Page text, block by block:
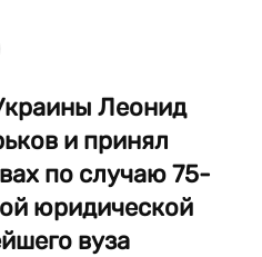
Леонид
и принял
по случаю 75-
юридической
вуза